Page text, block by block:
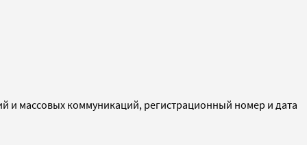
и массовых коммуникаций, регистрационный номер и дата